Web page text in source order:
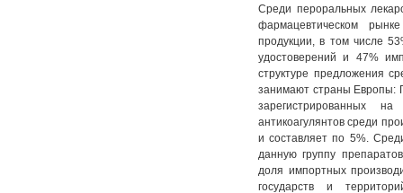
Среди пероральных
фармацевтическом
продукции, в том числе
удостоверений и 47%
структуре предложения
занимают страны Европы:
зарегистрированных
антикоагулянтов среди
и составляет по 5%.
данную группу
доля импортных
государств и